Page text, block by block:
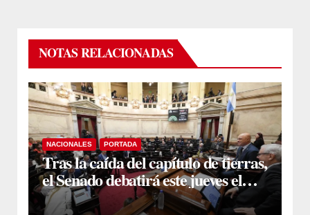
NOTAS RELACIONADAS
NACIONALES PORTADA
Tras la caída del capítulo de tierras,
el Senado debatirá este jueves el
proyecto sobre propiedad privada